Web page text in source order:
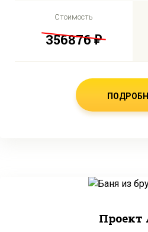
Стоимость
356876 ₽
Проект